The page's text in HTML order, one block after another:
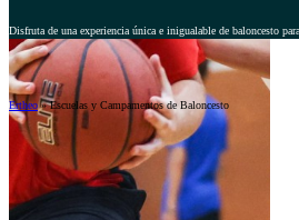
Disfruta de una experiencia única e inigualable de baloncesto
Ertheo»Escuelas y Campamentos de Baloncesto